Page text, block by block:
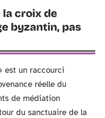
la croix de
byzantin, pas
est un raccourci
réelle du
de médiation
du sanctuaire de la